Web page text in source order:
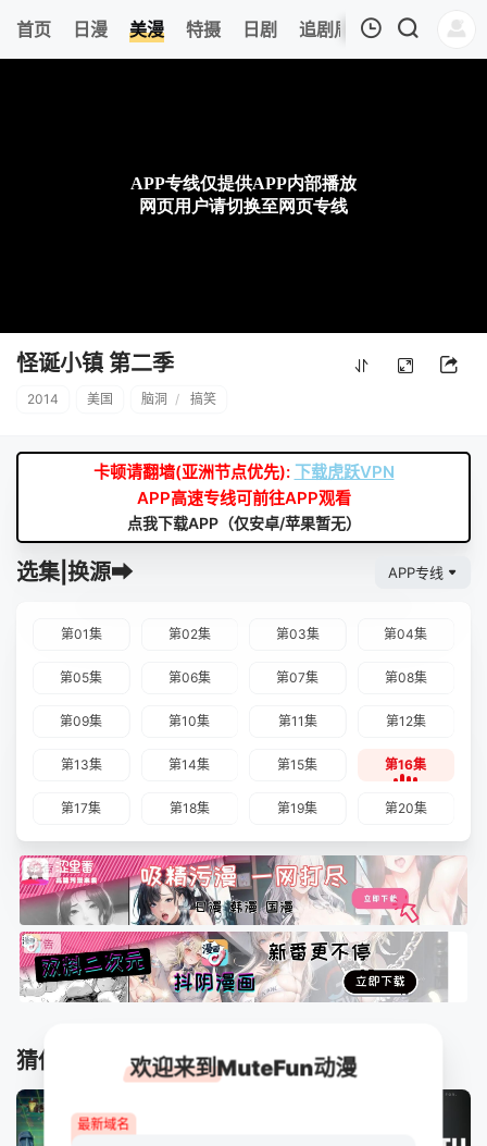
首页 日漫 美漫 特摄 日剧 追剧周表 今日更新
怪诞小镇 第二季
2014 美国 脑洞 / 搞笑
卡顿请翻墙(亚洲节点优先): 下载虎跃VPN
APP高速专线可前往APP观看
点我下载APP（仅安卓/苹果暂无）
选集|换源➡ APP专线
第01集 第02集 第03集 第04集
第05集 第06集 第07集 第08集
第09集 第10集 第11集 第12集
第13集 第14集 第15集 第16集
第17集 第18集 第19集 第20集
猜你喜欢 欢迎来到MuteFun动漫
最新域名